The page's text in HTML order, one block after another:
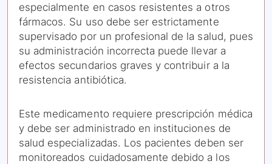
especialmente en casos resistentes a otros
fármacos. Su uso debe ser estrictamente
supervisado por un profesional de la salud, pues
su administración incorrecta puede llevar a
efectos secundarios graves y contribuir a la
resistencia antibiótica.
Este medicamento requiere prescripción médica
y debe ser administrado en instituciones de
salud especializadas. Los pacientes deben ser
monitoreados cuidadosamente debido a los